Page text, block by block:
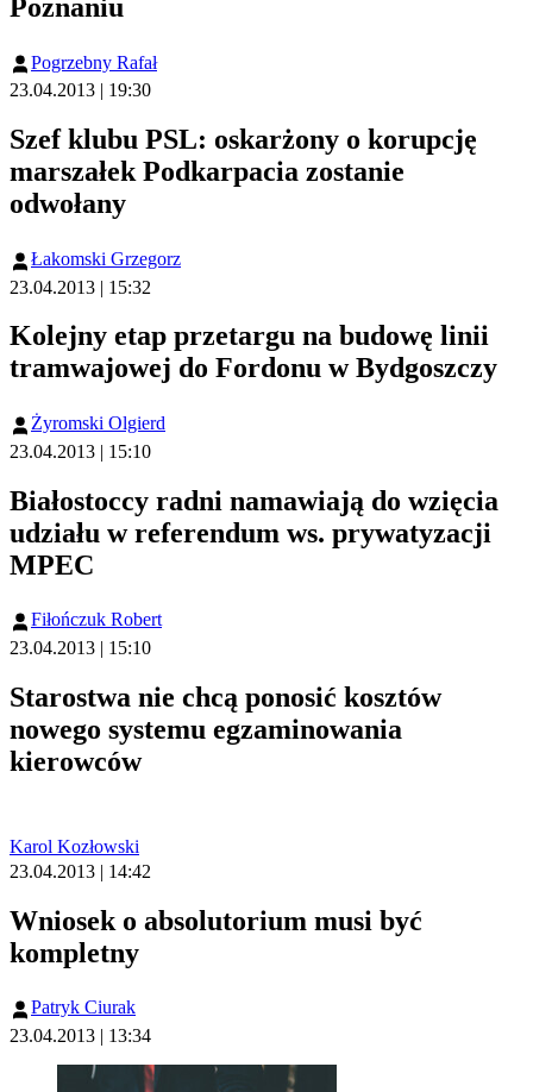
Poznaniu
Pogrzebny Rafał
23.04.2013 | 19:30
Szef klubu PSL: oskarżony o korupcję
marszałek Podkarpacia zostanie
odwołany
Łakomski Grzegorz
23.04.2013 | 15:32
Kolejny etap przetargu na budowę linii
tramwajowej do Fordonu w Bydgoszczy
Żyromski Olgierd
23.04.2013 | 15:10
Białostoccy radni namawiają do wzięcia
udziału w referendum ws. prywatyzacji
MPEC
Fiłończuk Robert
23.04.2013 | 15:10
Starostwa nie chcą ponosić kosztów
nowego systemu egzaminowania
kierowców
Karol Kozłowski
23.04.2013 | 14:42
Wniosek o absolutorium musi być
kompletny
Patryk Ciurak
23.04.2013 | 13:34